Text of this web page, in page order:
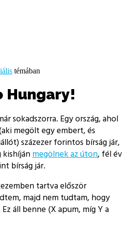
témában
Hungary!
sokadszorra. Egy ország, ahol
megölt egy embert, és
százezer forintos bírság jár,
megölnek az úton, fél év
bírság jár.
tartva először
majd nem tudtam, hogy
áll benne (X apum, míg Y a